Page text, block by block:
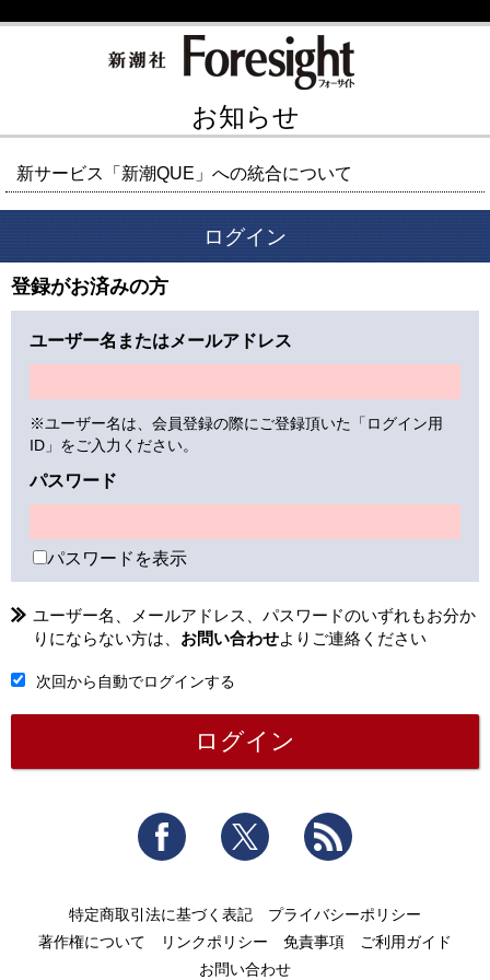
お知らせ
新サービス「新潮QUE」への統合について
ログイン
登録がお済みの方
ユーザー名またはメールアドレス
※ユーザー名は、会員登録の際にご登録頂いた「ログイン用
ID」をご入力ください。
パスワード
パスワードを表示
ユーザー名、メールアドレス、パスワードのいずれもお分か
りにならない方は、 お問い合わせよりご連絡ください
次回から自動でログインする
Facebook Twitter
特定商取引法に基づく表記
プライバシーポリシー
著作権について
リンクポリシー 免責事項
ご利用ガイド
お問い合わせ